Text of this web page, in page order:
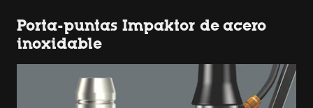
Porta-puntas Impaktor de acero
inoxidable